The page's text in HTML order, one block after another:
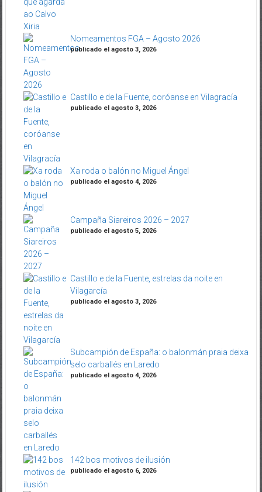
Nomeamentos FGA – Agosto 2026
publicado el agosto 3, 2026
Castillo e de la Fuente, coróanse en Vilagracía
publicado el agosto 3, 2026
Xa roda o balón no Miguel Ángel
publicado el agosto 4, 2026
Campaña Siareiros 2026 – 2027
publicado el agosto 5, 2026
Castillo e de la Fuente, estrelas da noite en
Vilagarcía
publicado el agosto 3, 2026
Subcampión de España: o balonmán praia deixa
selo carballés en Laredo
publicado el agosto 4, 2026
142 bos motivos de ilusión
publicado el agosto 6, 2026